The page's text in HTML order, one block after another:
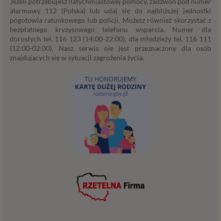
alarmowy 112 (Polska) lub udaj się do najbliższej jednostki
pogotowia ratunkowego lub policji. Możesz również skorzystać z
bezpłatnego kryzysowego telefonu wsparcia. Numer dla
dorosłych tel. 116 123 (14:00-22:00), dla młodzieży tel. 116 111
(12:00-02:00). Nasz serwis nie jest przeznaczony dla osób
znajdujących się w sytuacji zagrożenia życia.
promocji własnych usług administratora
Psychorada.pl w serwisie administratora (np. jeśli
interesujesz się psychologią dziecka i oglądasz
materiały na ten temat w Psychorada.pl to możemy
Ci wyświetlić reklamę na podobny temat).
Twoja dobrowolna zgoda. Aby móc pokazać
usługi, których możesz potrzebować) reklamodawcy
i ich przedstawiciele muszą mieć możliwość
przetwarzania Twoich danych. Udzielenie takiej
zgody jest całkowicie dobrowolne, i jeśli nie chcesz,
nie musisz jej udzielać. Dzięki naszemu rozwiązaniu
masz również możliwość ograniczenia zakresu lub
zmiany zgody w dowolnym momencie.
wyłącznie w przypadku posiadania przez nas lub inny
podmiot przetwarzający dane jednej z dopuszczonych
przez RODO podstaw prawnych i wyłącznie w celu
dostosowanym do danej podstawy, zgodnie z opisem